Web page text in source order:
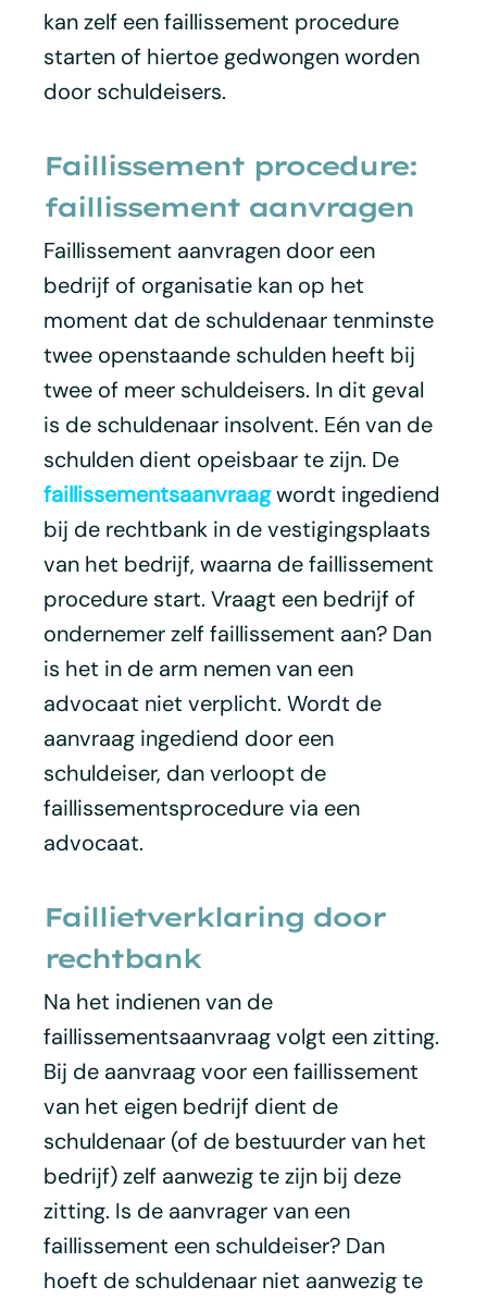
kan zelf een faillissement procedure
starten of hiertoe gedwongen worden
door schuldeisers.
Faillissement procedure:
faillissement aanvragen
Faillissement aanvragen door een
bedrijf of organisatie kan op het
moment dat de schuldenaar tenminste
twee openstaande schulden heeft bij
twee of meer schuldeisers. In dit geval
is de schuldenaar insolvent. Eén van de
schulden dient opeisbaar te zijn. De
faillissementsaanvraagwordt ingediend
bij de rechtbank in de vestigingsplaats
van het bedrijf, waarna de faillissement
procedure start. Vraagt een bedrijf of
ondernemer zelf faillissement aan? Dan
is het in de arm nemen van een
advocaat niet verplicht. Wordt de
aanvraag ingediend door een
schuldeiser, dan verloopt de
faillissementsprocedure via een
advocaat.
Faillietverklaring door
rechtbank
Na het indienen van de
faillissementsaanvraag volgt een zitting.
Bij de aanvraag voor een faillissement
van het eigen bedrijf dient de
schuldenaar (of de bestuurder van het
bedrijf) zelf aanwezig te zijn bij deze
zitting. Is de aanvrager van een
faillissement een schuldeiser? Dan
hoeft de schuldenaar niet aanwezig te